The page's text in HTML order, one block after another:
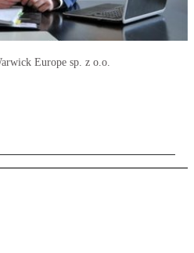
Europe sp. z o.o.